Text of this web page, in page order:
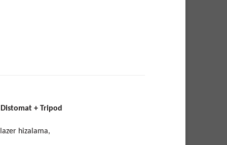
Distomat + Tripod
hizalama,